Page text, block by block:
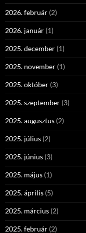
2026. február (2)
2026. január (1)
2025. december (1)
2025. november (1)
2025. október (3)
2025. szeptember (3)
2025. augusztus (2)
2025. július (2)
2025. június (3)
2025. május (1)
2025. április (5)
2025. március (2)
2025. február (2)